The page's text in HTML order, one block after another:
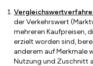
der Verkehrswert
mehreren Kaufpreisen,
erzielt worden sind,
anderem auf Merkmale
Nutzung und Zuschnitt